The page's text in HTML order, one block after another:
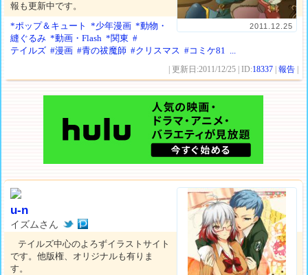
2011.12.25
報も更新中です。
*ポップ＆キュート
*少年漫画 *動物・
縫ぐるみ *動画・Flash *関東 #
テイルズ #漫画 #青の祓魔師 #クリスマス #コミケ81 ...
| 更新日:2011/12/25 | ID:18337 |報告
u-n
イズムさん
テイルズ中心のよろずイラストサイト
です。他版権、オリジナルも有りま
す。